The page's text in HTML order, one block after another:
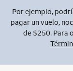
Por ejemplo,
pagar un vuelo,
de $250. Para